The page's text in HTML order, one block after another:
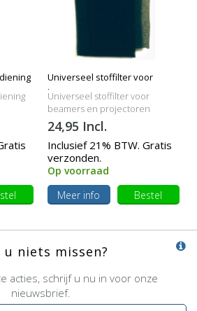
Universeel stoffilter voor
beamers
Universeel stoffilter voor
beamers en projectoren
24,95 Incl.
Inclusief 21% BTW. Gratis
verzonden.
Op voorraad
Meer info
Bestel
niets missen?
acties, schrijf u nu in voor onze
nieuwsbrief.